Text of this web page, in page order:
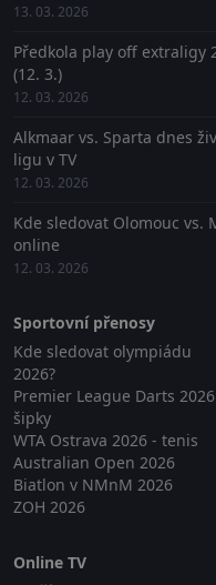
13. 03. 2026
Předkola play off extraligy
(12. 3.)
12. 03. 2026
Alkmaar vs. Sparta dnes
ligu v TV
12. 03. 2026
Kde sledovat Olomouc vs.
online
12. 03. 2026
Sportovní přenosy
Kde sledovat olympiádu
2026?
Premier League Darts
šipky
WTA Ostrava 2026 - tenis
Australian Open 2026
Biatlon v NMnM 2026
ZOH 2026
Online TV